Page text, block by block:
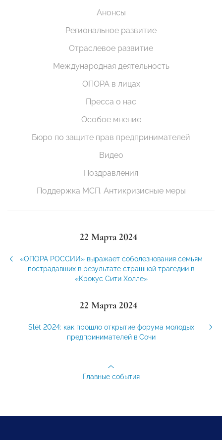
Анонсы
Региональное развитие
Отраслевое развитие
Международная деятельность
ОПОРА в лицах
Пресса о нас
Особое мнение
Бюро по защите прав предпринимателей
Видео
Поздравления
Поддержка МСП. Антикризисные меры
22 Марта 2024
«ОПОРА РОССИИ» выражает соболезнования семьям
пострадавших в результате страшной трагедии в
«Крокус Сити Холле»
22 Марта 2024
Slёt 2024: как прошло открытие форума молодых
предпринимателей в Сочи
Главные события